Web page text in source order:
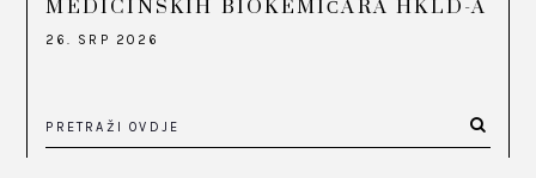
MEDICINSKIH BIOKEMIČARA HKLD-A
26. SRP 2026